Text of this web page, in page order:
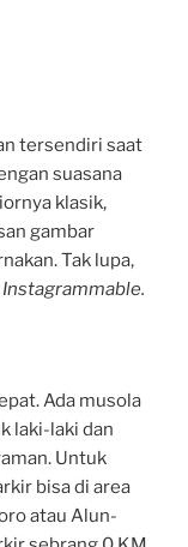
tersendiri saat
suasana
klasik,
gambar
Tak lupa,
Instagrammable.
Ada musola
laki-laki dan
Untuk
bisa di area
atau Alun-